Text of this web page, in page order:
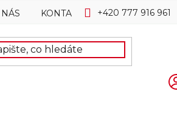
KONTAKTY +420 777 916 961